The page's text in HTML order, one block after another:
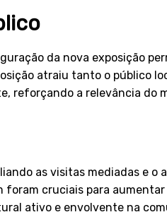
da nova exposição
atraiu tanto o público
reforçando a relevância do
as visitas mediadas e
cruciais para
ativo e envolvente na